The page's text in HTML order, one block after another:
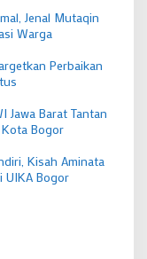
Jenal Mutaqin
Warga
Perbaikan
Jawa Barat Tantan
Bogor
Kisah Aminata
UIKA Bogor